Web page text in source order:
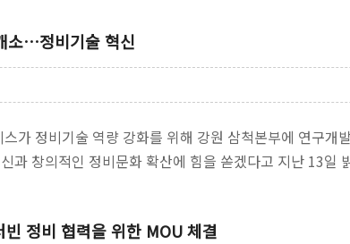
소…정비기술 혁신
가 정비기술 역량 강화를 위해 강원 삼척본부에 연구
과 창의적인 정비문화 확산에 힘을 쏟겠다고 지난 13일
정비 협력을 위한 MOU 체결